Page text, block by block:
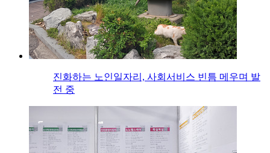
진화하는 노인일자리, 사회서비스 빈틈 메우며 발
전 중